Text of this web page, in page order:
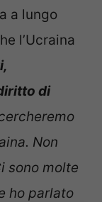
a lungo
l’Ucraina
di
Non
sono molte
ho parlato